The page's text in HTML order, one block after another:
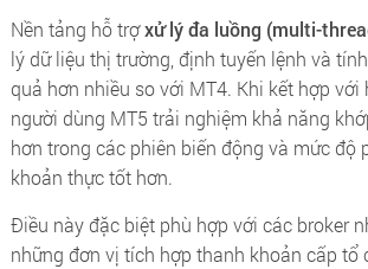
Nền tảng hỗ trợxử lý đa luồng (multi-
lý dữ liệu thị trường, định tuyến lệnh và
quả hơn nhiều so với MT4. Khi kết hợp với
người dùng MT5 trải nghiệm khả năng
hơn trong các phiên biến động và mức độ
khoản thực tốt hơn.
Điều này đặc biệt phù hợp với các broker
những đơn vị tích hợp thanh khoản cấp tổ